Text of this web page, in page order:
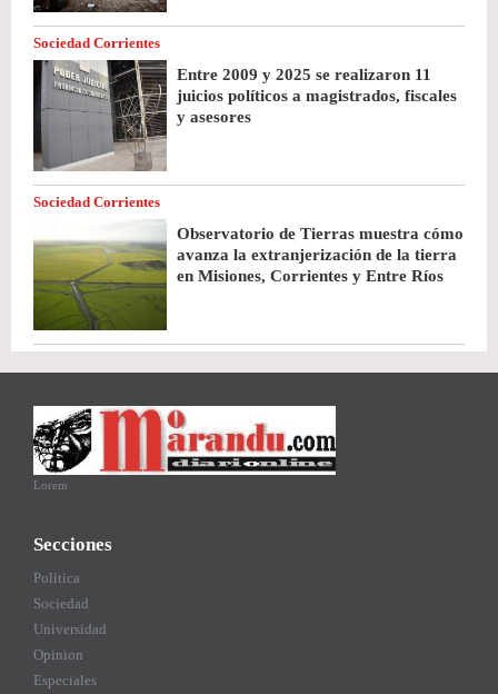
Sociedad Corrientes
Entre 2009 y 2025 se realizaron 11
juicios políticos a magistrados, fiscales
y asesores
Sociedad Corrientes
Observatorio de Tierras muestra cómo
avanza la extranjerización de la tierra
en Misiones, Corrientes y Entre Ríos
Lorem
Secciones
Politica
Sociedad
Universidad
Opinion
Especiales